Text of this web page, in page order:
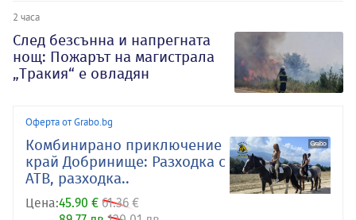
2 часа
След безсънна и напрегната
нощ: Пожарът на магистрала
„Тракия“ е овладян
Оферта от Grabo.bg
Комбинирано приключение
край Добринище: Разходка с
АТВ, разходка..
Цена:45.90 € 61.36 €